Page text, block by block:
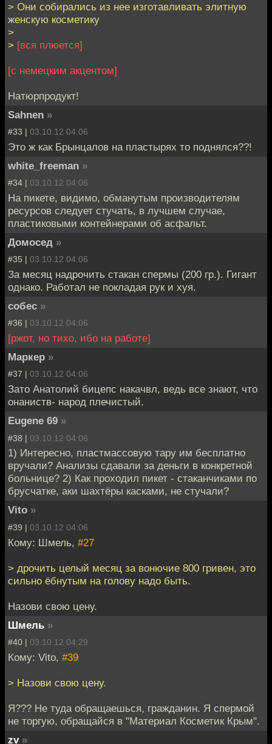
> Они собирались из нее изготавливать элитную
женскую косметику
>
> [вся плюется]
[с немецким акцентом]
Натюрпродукт!
Sahnen »
#33 | 03.10.12 04:06
Это ж как Брынцалов на пластырях то поднялся??!
white_freeman »
#34 | 03.10.12 04:06
На пикете, видимо, обманутым производителям
ресурсов следует стучать, в лучшем случае,
пластиковыми контейнерами об асфальт.
Домосед »
#35 | 03.10.12 04:06
За месяц надрочить стакан спермы (200 гр.). Гигант
однако. Работал не покладая рук и хуя.
собес »
#36 | 03.10.12 04:06
[ржот, но тихо, ибо на работе]
Маркер »
#37 | 03.10.12 04:06
Зато Анатолий бицепс накачвл, ведь все знают, что
онаниств- народ плечистый.
Eugene 69 »
#38 | 03.10.12 04:06
1) Интересно, пластмассовую тару им бесплатно
вручали? Анализы сдавали за деньги в конкретной
больнице? 2) Как проходил пикет - стаканчиками по
брусчатке, аки шахтёры касками, не стучали?
Vito »
#39 | 03.10.12 04:06
Кому: Шмель, #27
> дрочить целый месяц за вонючие 800 гривен, это
сильно ёбнутым на голову надо быть.
Назови свою цену.
Шмель »
#40 | 03.10.12 04:29
Кому: Vito, #39
> Назови свою цену.
Я??? Не туда обращаешься, гражданин. Я спермой
не торгую, обращайся в "Материал Косметик Крым".
zv »